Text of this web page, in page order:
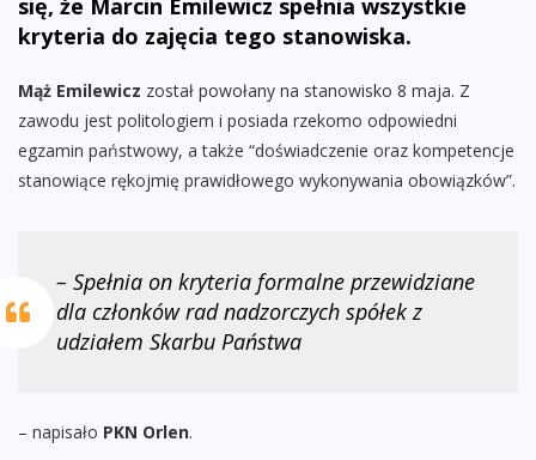
się, że Marcin Emilewicz spełnia wszystkie
kryteria do zajęcia tego stanowiska.
Mąż Emilewicz został powołany na stanowisko 8 maja. Z
zawodu jest politologiem i posiada rzekomo odpowiedni
egzamin państwowy, a także “doświadczenie oraz kompetencje
stanowiące rękojmię prawidłowego wykonywania obowiązków”.
– Spełnia on kryteria formalne przewidziane
dla członków rad nadzorczych spółek z
udziałem Skarbu Państwa
– napisało PKN Orlen.